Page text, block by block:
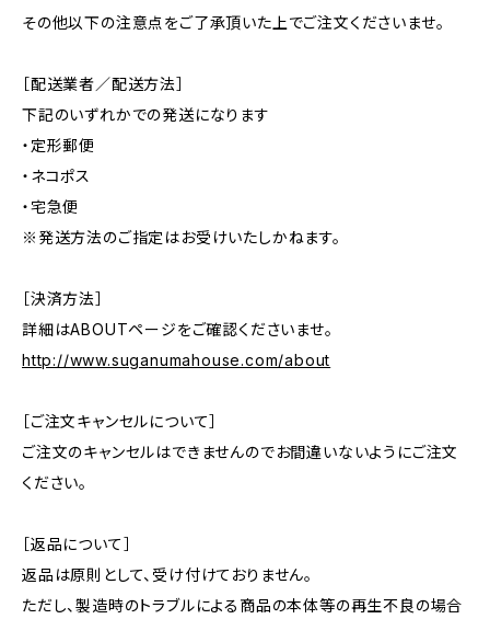
その他以下の注意点をご了承頂いた上でご注文くださいませ。
［配送業者／配送方法］
下記のいずれかでの発送になります
・定形郵便
・ネコポス
・宅急便
※発送方法のご指定はお受けいたしかねます。
［決済方法］
詳細はABOUTページをご確認くださいませ。
http://www.suganumahouse.com/about
［ご注文キャンセルについて］
ご注文のキャンセルはできませんのでお間違いないようにご注文
ください。
［返品について］
返品は原則として、受け付けておりません。
ただし、製造時のトラブルによる商品の本体等の再生不良の場合